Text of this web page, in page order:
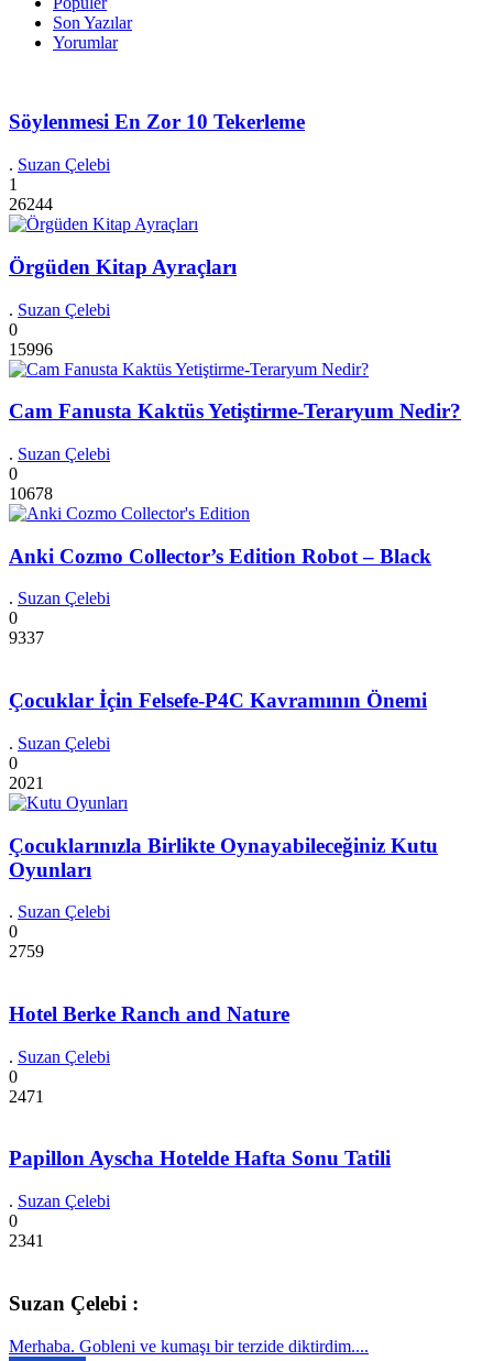
Son Yazılar
Yorumlar
Söylenmesi En Zor 10 Tekerleme
. Suzan Çelebi
1
26244
Örgüden Kitap Ayraçları
. Suzan Çelebi
0
15996
Cam Fanusta Kaktüs Yetiştirme-Teraryum Nedir?
. Suzan Çelebi
0
10678
Anki Cozmo Collector’s Edition Robot – Black
. Suzan Çelebi
0
9337
Çocuklar İçin Felsefe-P4C Kavramının Önemi
. Suzan Çelebi
0
2021
Çocuklarınızla Birlikte Oynayabileceğiniz Kutu
Oyunları
. Suzan Çelebi
0
2759
Hotel Berke Ranch and Nature
. Suzan Çelebi
0
2471
Papillon Ayscha Hotelde Hafta Sonu Tatili
. Suzan Çelebi
0
2341
Suzan Çelebi :
Merhaba. Gobleni ve kumaşı bir terzide diktirdim....